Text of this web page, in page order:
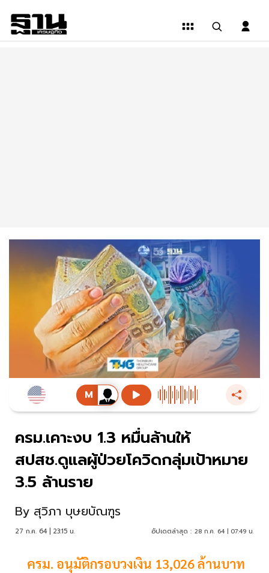
ครม.เคาะงบ 1.3 หมื่นล้านให้
สปสช.ดูแลผู้ป่วยโควิดกลุ่มเป้าหมาย
3.5 ล้านราย
By สุวิภา บุษยบัณฑูร
27 ก.ค. 64 | 23:15 น. อัปเดตล่าสุด : 28 ก.ค. 64 | 07:49 น.
ครม. อนุมัติกรอบวงเงิน 13,026 ล้านบาท